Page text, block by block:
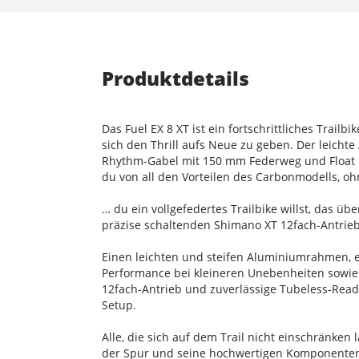
Produktdetails
Das Fuel EX 8 XT ist ein fortschrittliches
sich den Thrill aufs Neue zu geben. Der
Rhythm-Gabel mit 150 mm Federweg und
du von all den Vorteilen des Carbonmodells,
… du ein vollgefedertes Trailbike willst, das
präzise schaltenden Shimano XT 12fach-
Einen leichten und steifen Aluminiumrahmen,
Performance bei kleineren Unebenheiten
12fach-Antrieb und zuverlässige Tubeless-
Setup.
Alle, die sich auf dem Trail nicht einschränken
der Spur und seine hochwertigen